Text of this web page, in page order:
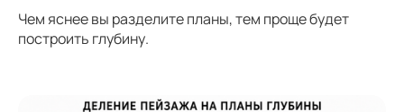
Чем яснее вы разделите планы, тем проще будет
построить глубину.